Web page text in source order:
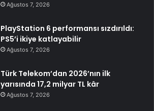
Ağustos 7, 2026
PlayStation 6 performansı sızdırıldı:
PS5’i ikiye katlayabilir
Ağustos 7, 2026
Türk Telekom’dan 2026’nın ilk
yarısında 17,2 milyar TL kâr
Ağustos 7, 2026